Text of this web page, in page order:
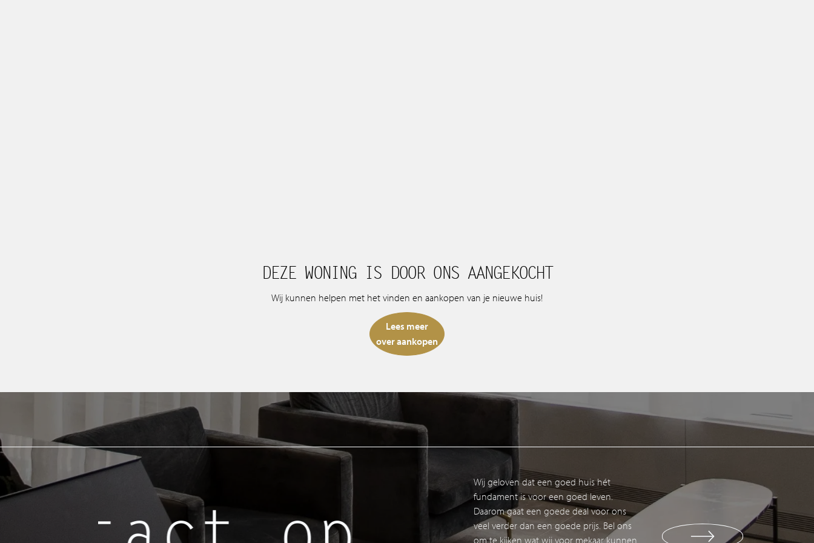
DEZE WONING IS DOOR ONS AANGEKOCHT
Wij kunnen helpen met het vinden en aankopen van je nieuwe huis!
Lees meer
over aankopen
Wij geloven dat een goed huis hét
fundament is voor een goed leven.
Daarom gaat een goede deal voor ons
veel verder dan een goede prijs. Bel ons
om te kijken wat wij voor mekaar kunnen